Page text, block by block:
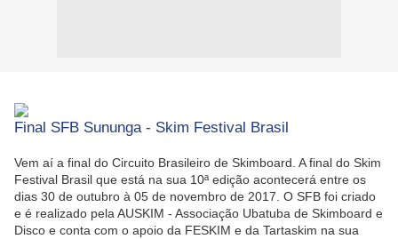
Final SFB Sununga - Skim Festival Brasil
Vem aí a final do Circuito Brasileiro de Skimboard. A final do Skim
Festival Brasil que está na sua 10ª edição acontecerá entre os
dias 30 de outubro à 05 de novembro de 2017. O SFB foi criado
e é realizado pela AUSKIM - Associação Ubatuba de Skimboard e
Disco e conta com o apoio da FESKIM e da Tartaskim na sua